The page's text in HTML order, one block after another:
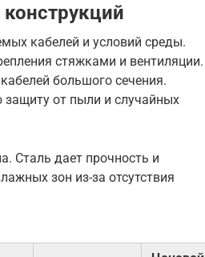
кабелей и условий среды.
стяжками и вентиляции.
большого сечения.
от пыли и случайных
Сталь дает прочность и
зон из-за отсутствия